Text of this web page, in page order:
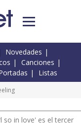
Novedades
Canciones
Listas
so in love' es el tercer